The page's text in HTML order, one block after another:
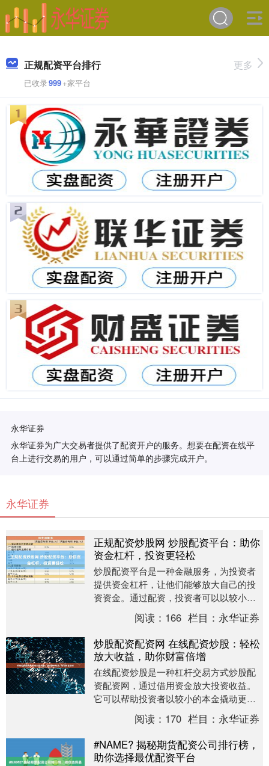
正规配资平台排行
已收录999+家平台
更多
永华证券
永华证券为广大交易者提供了配资开户的服务。想要在配资在线平
台上进行交易的用户，可以通过简单的步骤完成开户。
永华证券
正规配资炒股网 炒股配资平台：助你
资金杠杆，投资更轻松
炒股配资平台是一种金融服务，为投资者
提供资金杠杆，让他们能够放大自己的投
资资金。通过配资，投资者可以以较小的
本金撬动更大的资金，从而获得更高的收
益。 在瞬息万变....
阅读： 166 栏目： 永华证券
炒股配资配资网 在线配资炒股：轻松
放大收益，助你财富倍增
在线配资炒股是一种杠杆交易方式炒股配
资配资网，通过借用资金放大投资收益。
它可以帮助投资者以较小的本金撬动更大
的资金，从而获得更高的回报。 3. 实时行
情查看：股....阅读： 170 栏目： 永华证券
#NAME? 揭秘期货配资公司排行榜，
助你选择最优配资平台